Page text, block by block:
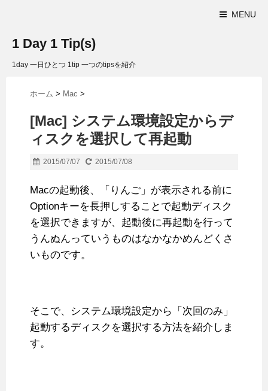
MENU
1 Day 1 Tip(s)
1day 一日ひとつ 1tip 一つのtipsを紹介
ホーム > Mac >
[Mac] システム環境設定からデ
ィスクを選択して再起動
2015/07/07 2015/07/08
Macの起動後、「りんご」が表示される前に
Optionキーを長押しすることで起動ディスク
を選択できますが、起動後に再起動を行って
うんぬんっていうものはなかなかめんどくさ
いものです。
そこで、システム環境設定から「次回のみ」
起動するディスクを選択する方法を紹介しま
す。